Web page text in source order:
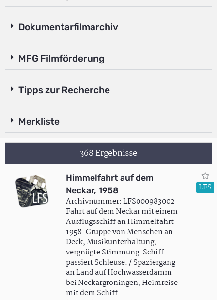
Dokumentarfilmarchiv
MFG Filmförderung
Tipps zur Recherche
Merkliste
368 Ergebnisse
Himmelfahrt auf dem
Neckar, 1958
Archivnummer: LFS000983002
Fahrt auf dem Neckar mit einem
Ausflugsschiff an Himmelfahrt
1958. Gruppe von Menschen an
Deck, Musikunterhaltung,
vergnügte Stimmung. Schiff
passiert Schleuse. / Spaziergang
an Land auf Hochwasserdamm
bei Neckargröningen, Heimreise
mit dem Schiff.
LFS